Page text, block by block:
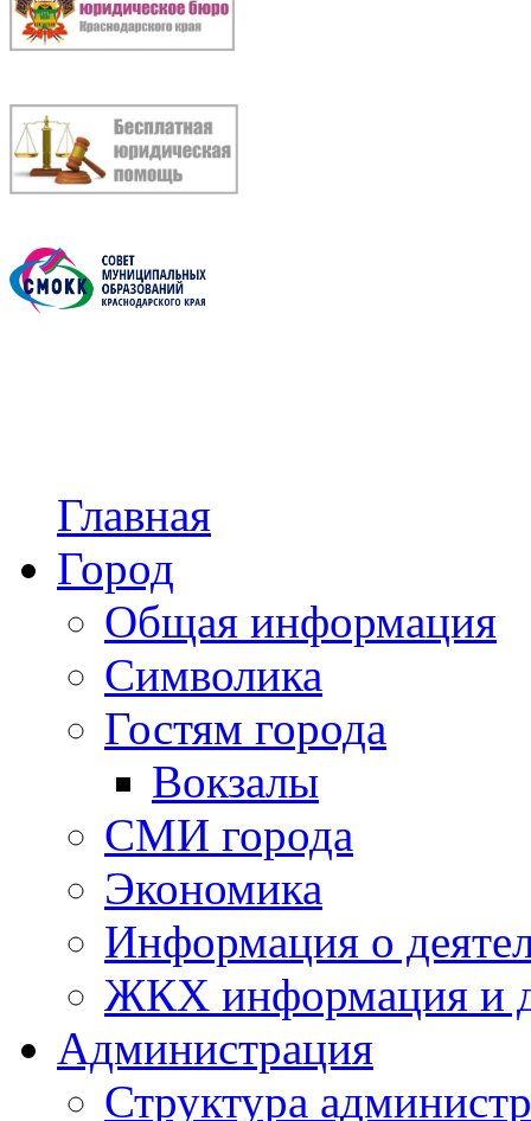
Главная
Город
Общая информация
Символика
Гостям города
Вокзалы
СМИ города
Экономика
Информация о
ЖКХ информация и
Администрация
Структура